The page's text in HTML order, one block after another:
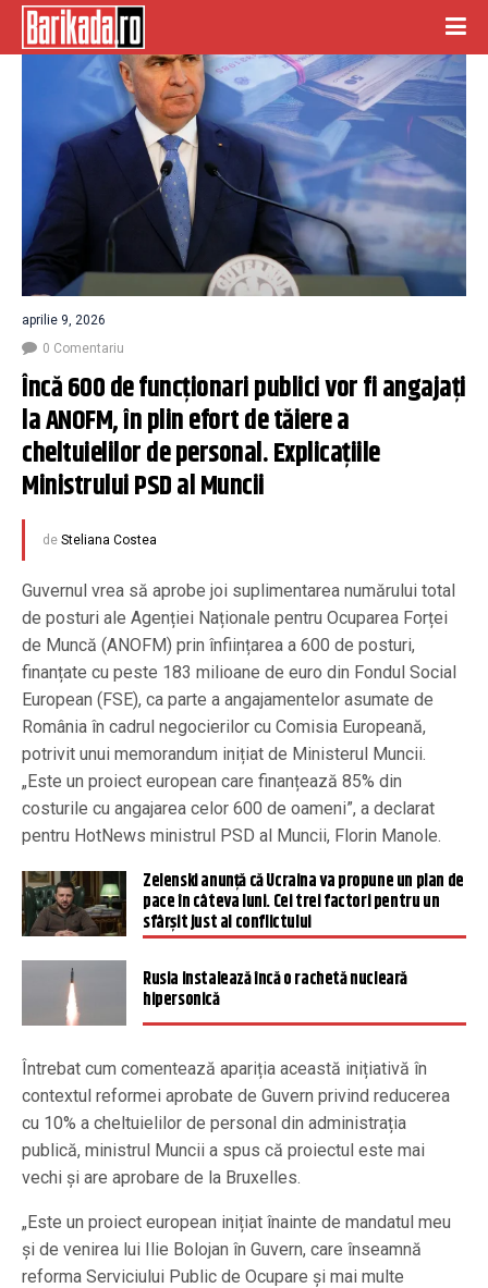
aprilie 9, 2026
0 Comentariu
Încă 600 de funcționari publici vor fi angajați
la ANOFM, în plin efort de tăiere a
cheltuielilor de personal. Explicațiile
Ministrului PSD al Muncii
de Steliana Costea
Guvernul vrea să aprobe joi suplimentarea numărului total
de posturi ale Agenției Naționale pentru Ocuparea Forței
de Muncă (ANOFM) prin înființarea a 600 de posturi,
finanțate cu peste 183 milioane de euro din Fondul Social
European (FSE), ca parte a angajamentelor asumate de
România în cadrul negocierilor cu Comisia Europeană,
potrivit unui memorandum inițiat de Ministerul Muncii.
„Este un proiect european care finanțează 85% din
costurile cu angajarea celor 600 de oameni”, a declarat
pentru HotNews ministrul PSD al Muncii, Florin Manole.
Zelenski anunță că Ucraina va propune un plan de
pace în câteva luni. Cei trei factori pentru un
sfârşit just al conflictului
Rusia instalează încă o rachetă nucleară
hipersonică
Întrebat cum comentează apariția această inițiativă în
contextul reformei aprobate de Guvern privind reducerea
cu 10% a cheltuielilor de personal din administrația
publică, ministrul Muncii a spus că proiectul este mai
vechi și are aprobare de la Bruxelles.
„Este un proiect european inițiat înainte de mandatul meu
și de venirea lui Ilie Bolojan în Guvern, care înseamnă
reforma Serviciului Public de Ocupare și mai multe